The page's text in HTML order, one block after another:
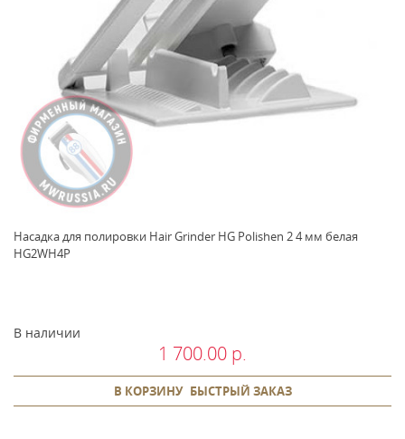
Насадка для полировки Hair Grinder HG Polishen 2 4 мм белая
HG2WH4P
В наличии
1 700.00 р.
В КОРЗИНУ БЫСТРЫЙ ЗАКАЗ